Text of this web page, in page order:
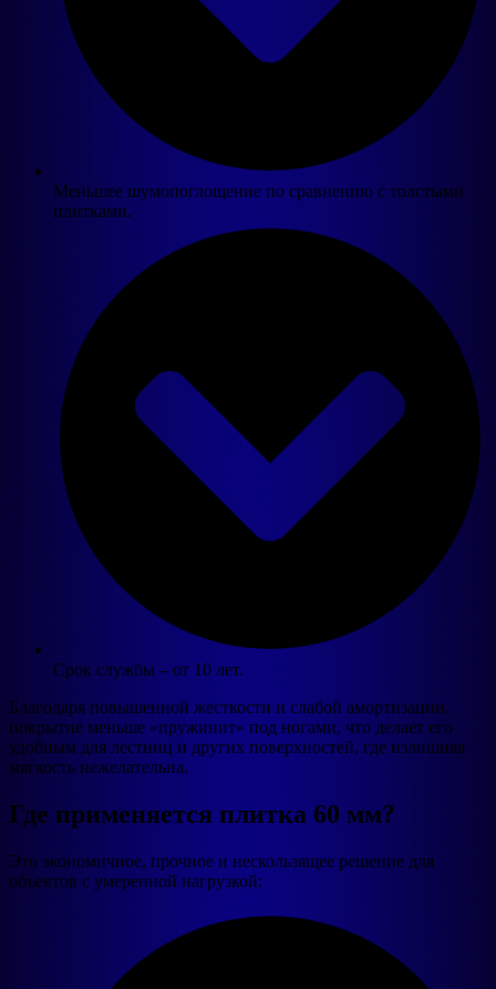
Меньшее шумопоглощение по сравнению с толстыми
плитками.
Срок службы – от 10 лет.
Благодаря повышенной жесткости и слабой амортизации,
покрытие меньше «пружинит» под ногами, что делает его
удобным для лестниц и других поверхностей, где излишняя
мягкость нежелательна.
Где применяется плитка 60 мм?
Это экономичное, прочное и нескользящее решение для
объектов с умеренной нагрузкой: